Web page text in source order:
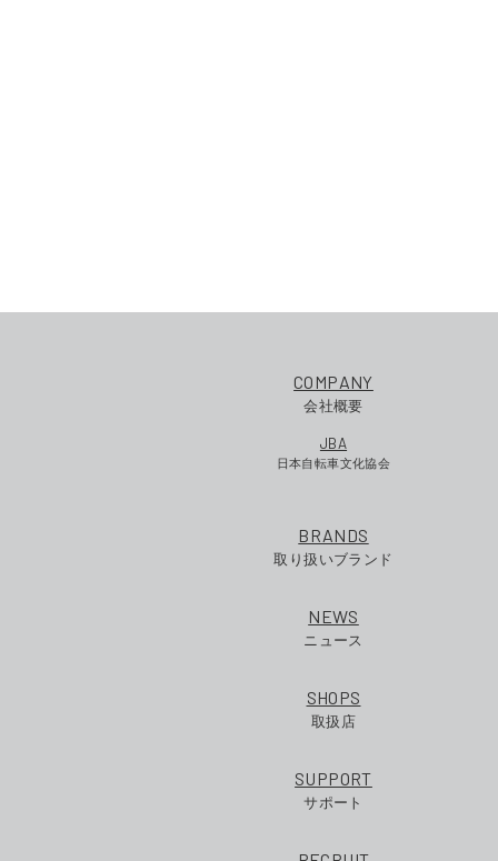
COMPANY
会社概要
JBA
日本自転車文化協会
BRANDS
取り扱いブランド
NEWS
ニュース
SHOPS
取扱店
SUPPORT
サポート